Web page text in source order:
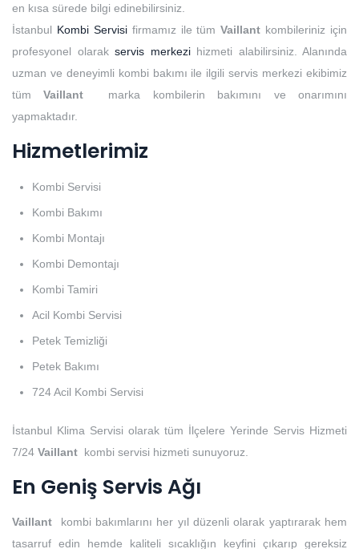
en kısa sürede bilgi edinebilirsiniz.
İstanbul Kombi Servisi firmamız ile tümVaillant kombileriniz için
profesyonel olarak servis merkezihizmeti alabilirsiniz. Alanında
uzman ve deneyimli kombi bakımı ile ilgili servis merkezi ekibimiz
tümVaillant marka kombilerin bakımını ve onarımını
yapmaktadır.
Hizmetlerimiz
Kombi Servisi
Kombi Bakımı
Kombi Montajı
Kombi Demontajı
Kombi Tamiri
Acil Kombi Servisi
Petek Temizliği
Petek Bakımı
724 Acil Kombi Servisi
İstanbul Klima Servisi olarak tüm İlçelere Yerinde Servis Hizmeti
7/24 Vaillant kombi servisi hizmeti sunuyoruz.
En Geniş Servis Ağı
Vaillant kombi bakımlarını her yıl düzenli olarak yaptırarak hem
tasarruf edin hemde kaliteli sıcaklığın keyfini çıkarıp gereksiz